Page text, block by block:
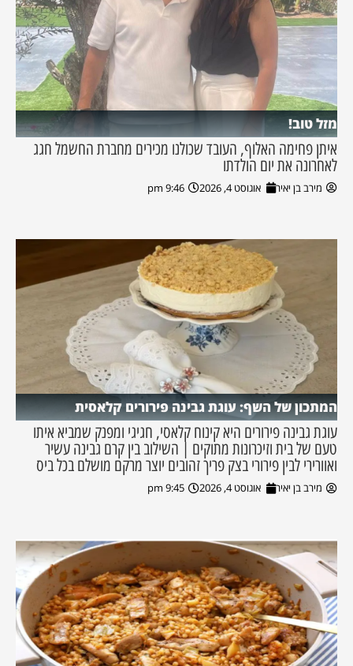
מזל טוב!
איתן פחימה האלוף, העובד שכולנו מכירים מחברת החשמל חגג
לאחרונה את יום הולדתו
מירב בן יאיר אוגוסט 4, 2026 9:46 pm
המתכון של השף: עוגת גבינה פירורים קלאסית
עוגת גבינה פירורים היא קינוח קלאסי, חגיגי ומפנק שמביא איתו
טעם של בית וזיכרונות מתוקים | השילוב בין קרם גבינה עשיר
ואוורירי לבין פירורי בצק פריך זהובים יוצר מרקם מושלם בכל ביס
מירב בן יאיר אוגוסט 4, 2026 9:45 pm